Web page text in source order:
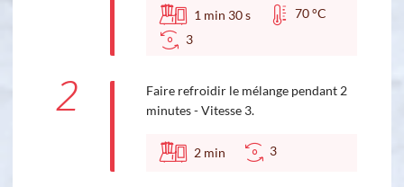
1 min 30s
70 °C
3
2
Faire refroidir le mélange pendant 2
minutes - Vitesse 3.
2 min 3